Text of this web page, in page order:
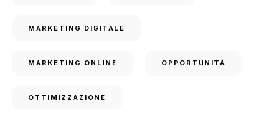
MARKETING DIGITALE
MARKETING ONLINE OPPORTUNITÀ
OTTIMIZZAZIONE